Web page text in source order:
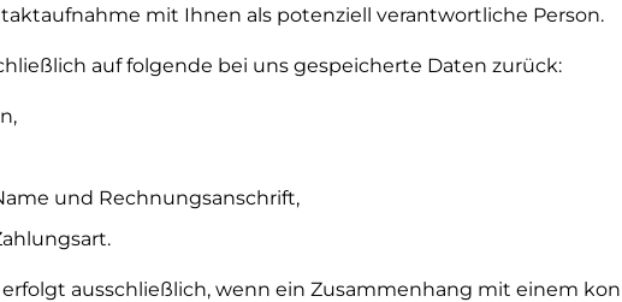
mit Ihnen als potenziell verantwortliche Person.
auf folgende bei uns gespeicherte Daten zurück:
und Rechnungsanschrift,
ausschließlich, wenn ein Zusammenhang mit einem